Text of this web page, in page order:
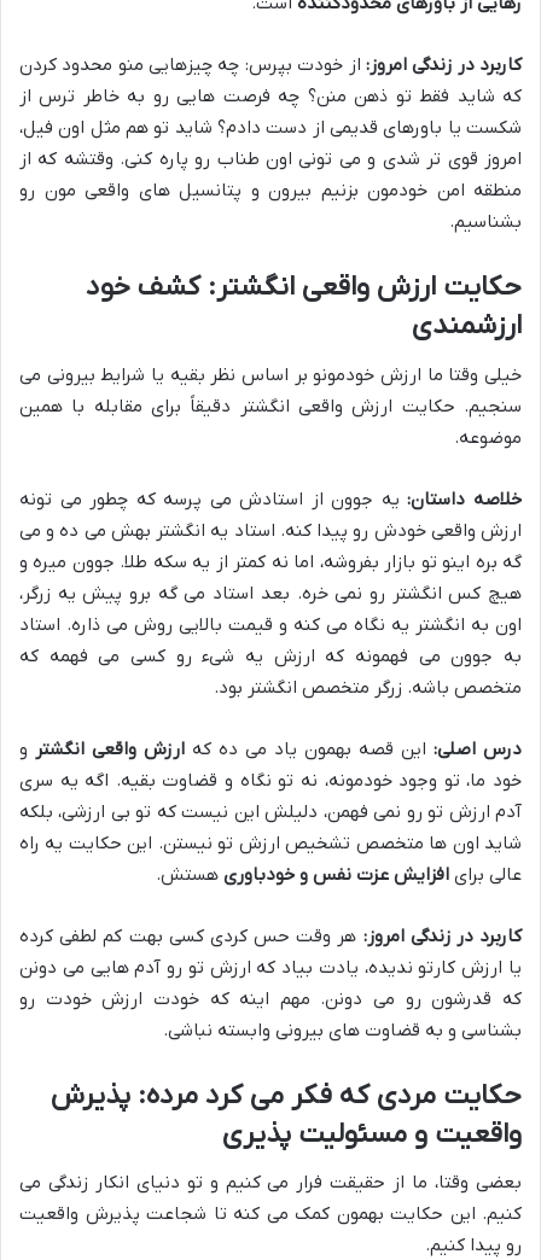
کاربرد در زندگی امروز: از خودت بپرس: چه چیزهایی منو محدود کردن
که شاید فقط تو ذهن منن؟ چه فرصت هایی رو به خاطر ترس از
شکست یا باورهای قدیمی از دست دادم؟ شاید تو هم مثل اون فیل،
امروز قوی تر شدی و می تونی اون طناب رو پاره کنی. وقتشه که از
منطقه امن خودمون بزنیم بیرون و پتانسیل های واقعی مون رو
بشناسیم.
حکایت ارزش واقعی انگشتر: کشف خود
ارزشمندی
خیلی وقتا ما ارزش خودمونو بر اساس نظر بقیه یا شرایط بیرونی می
سنجیم. حکایت ارزش واقعی انگشتر دقیقاً برای مقابله با همین
موضوعه.
خلاصه داستان:یه جوون از استادش می پرسه که چطور می تونه
ارزش واقعی خودش رو پیدا کنه. استاد یه انگشتر بهش می ده و می
گه بره اینو تو بازار بفروشه، اما نه کمتر از یه سکه طلا. جوون میره و
هیچ کس انگشتر رو نمی خره. بعد استاد می گه برو پیش یه زرگر،
اون به انگشتر یه نگاه می کنه و قیمت بالایی روش می ذاره. استاد
به جوون می فهمونه که ارزش یه شیء رو کسی می فهمه که
متخصص باشه. زرگر متخصص انگشتر بود.
درس اصلی: این قصه بهمون یاد می ده که ارزش واقعی انگشتر و
خود ما، تو وجود خودمونه، نه تو نگاه و قضاوت بقیه. اگه یه سری
آدم ارزش تو رو نمی فهمن، دلیلش این نیست که تو بی ارزشی، بلکه
شاید اون ها متخصص تشخیص ارزش تو نیستن. این حکایت یه راه
عالی برای افزایش عزت نفس و خودباوری هستش.
کاربرد در زندگی امروز: هر وقت حس کردی کسی بهت کم لطفی کرده
یا ارزش کارتو ندیده، یادت بیاد که ارزش تو رو آدم هایی می دونن
که قدرشون رو می دونن. مهم اینه که خودت ارزش خودت رو
بشناسی و به قضاوت های بیرونی وابسته نباشی.
حکایت مردی که فکر می کرد مرده: پذیرش
واقعیت و مسئولیت پذیری
بعضی وقتا، ما از حقیقت فرار می کنیم و تو دنیای انکار زندگی می
کنیم. این حکایت بهمون کمک می کنه تا شجاعت پذیرش واقعیت
رو پیدا کنیم.